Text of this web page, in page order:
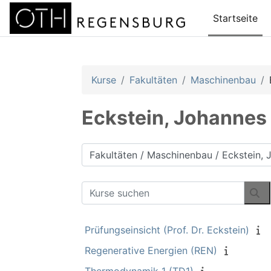
Zum Hauptinhalt
Startseite
Kurse Fakultäten Maschinenbau
Eckstein, Johannes
Kursbereiche
Kurse suchen
Prüfungseinsicht (Prof. Dr. Eckstein)
Regenerative Energien (REN)